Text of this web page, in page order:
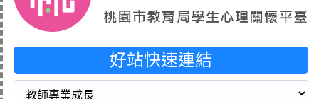
好站快速連結